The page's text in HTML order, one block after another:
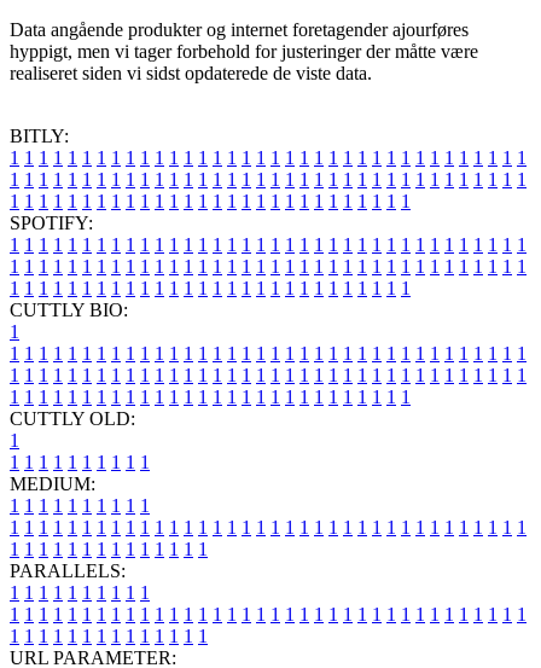
Data angående produkter og internet foretagender ajourføres
hyppigt, men vi tager forbehold for justeringer der måtte være
realiseret siden vi sidst opdaterede de viste data.
BITLY:
1 1 1 1 1 1 1 1 1 1 1 1 1 1 1 1 1 1 1 1 1 1 1 1 1 1 1 1 1 1 1 1 1 1 1 1
1 1 1 1 1 1 1 1 1 1 1 1 1 1 1 1 1 1 1 1 1 1 1 1 1 1 1 1 1 1 1 1 1 1 1 1
1 1 1 1 1 1 1 1 1 1 1 1 1 1 1 1 1 1 1 1 1 1 1 1 1 1 1 1
SPOTIFY:
1 1 1 1 1 1 1 1 1 1 1 1 1 1 1 1 1 1 1 1 1 1 1 1 1 1 1 1 1 1 1 1 1 1 1 1
1 1 1 1 1 1 1 1 1 1 1 1 1 1 1 1 1 1 1 1 1 1 1 1 1 1 1 1 1 1 1 1 1 1 1 1
1 1 1 1 1 1 1 1 1 1 1 1 1 1 1 1 1 1 1 1 1 1 1 1 1 1 1 1
CUTTLY BIO:
1
1 1 1 1 1 1 1 1 1 1 1 1 1 1 1 1 1 1 1 1 1 1 1 1 1 1 1 1 1 1 1 1 1 1 1 1
1 1 1 1 1 1 1 1 1 1 1 1 1 1 1 1 1 1 1 1 1 1 1 1 1 1 1 1 1 1 1 1 1 1 1 1
1 1 1 1 1 1 1 1 1 1 1 1 1 1 1 1 1 1 1 1 1 1 1 1 1 1 1 1
CUTTLY OLD:
1
1 1 1 1 1 1 1 1 1 1
MEDIUM:
1 1 1 1 1 1 1 1 1 1
1 1 1 1 1 1 1 1 1 1 1 1 1 1 1 1 1 1 1 1 1 1 1 1 1 1 1 1 1 1 1 1 1 1 1 1
1 1 1 1 1 1 1 1 1 1 1 1 1 1
PARALLELS:
1 1 1 1 1 1 1 1 1 1
1 1 1 1 1 1 1 1 1 1 1 1 1 1 1 1 1 1 1 1 1 1 1 1 1 1 1 1 1 1 1 1 1 1 1 1
1 1 1 1 1 1 1 1 1 1 1 1 1 1
URL PARAMETER: